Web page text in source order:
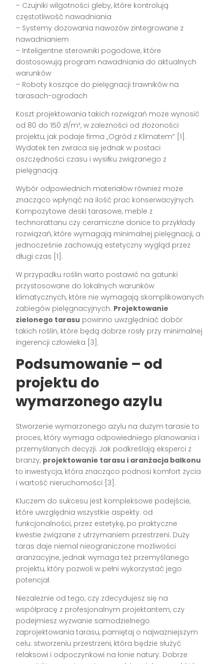
– Czujniki wilgotności gleby, które kontrolują
częstotliwość nawadniania
– Systemy dozowania nawozów zintegrowane z
nawadnianiem
– Inteligentne sterowniki pogodowe, które
dostosowują program nawadniania do aktualnych
warunków
– Roboty koszące do pielęgnacji trawników na
tarasach-ogrodach
Koszt projektowania takich rozwiązań może wynosić
od 80 do 150 zł/m², w zależności od złożoności
projektu, jak podaje firma „Ogród z Klimatem” [1].
Wydatek ten zwraca się jednak w postaci
oszczędności czasu i wysiłku związanego z
pielęgnacją.
Wybór odpowiednich materiałów również może
znacząco wpłynąć na ilość prac konserwacyjnych.
Kompozytowe deski tarasowe, meble z
technorattanu czy ceramiczne donice to przykłady
rozwiązań, które wymagają minimalnej pielęgnacji, a
jednocześnie zachowują estetyczny wygląd przez
długi czas [1].
W przypadku roślin warto postawić na gatunki
przystosowane do lokalnych warunków
klimatycznych, które nie wymagają skomplikowanych
zabiegów pielęgnacyjnych. Projektowanie
zielonego tarasu powinno uwzględniać dobór
takich roślin, które będą dobrze rosły przy minimalnej
ingerencji człowieka [3].
Podsumowanie – od
projektu do
wymarzonego azylu
Stworzenie wymarzonego azylu na dużym tarasie to
proces, który wymaga odpowiedniego planowania i
przemyślanych decyzji. Jak podkreślają eksperci z
branży, projektowanie tarasu i aranżacja balkonu
to inwestycja, która znacząco podnosi komfort życia
i wartość nieruchomości [3].
Kluczem do sukcesu jest kompleksowe podejście,
które uwzględnia wszystkie aspekty: od
funkcjonalności, przez estetykę, po praktyczne
kwestie związane z utrzymaniem przestrzeni. Duży
taras daje niemal nieograniczone możliwości
aranżacyjne, jednak wymaga też przemyślanego
projektu, który pozwoli w pełni wykorzystać jego
potencjał.
Niezależnie od tego, czy zdecydujesz się na
współpracę z profesjonalnym projektantem, czy
podejmiesz wyzwanie samodzielnego
zaprojektowania tarasu, pamiętaj o najważniejszym
celu: stworzeniu przestrzeni, która będzie służyć
relaksowi i odpoczynkowi na łonie natury. Dobrze